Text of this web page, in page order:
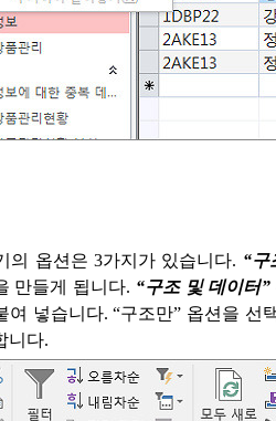
의 옵션은 3가지가 있습니다. “구
만들게 됩니다. “구조 및 데이터”
여 넣습니다. “구조만” 옵션을 선
니다.